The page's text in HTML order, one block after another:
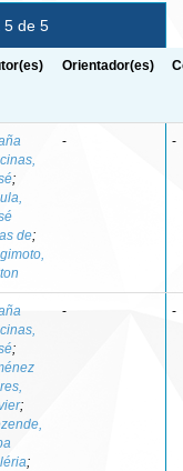
5 de 5
Orientador(es)
;
de;
- -
;
;
;
- -